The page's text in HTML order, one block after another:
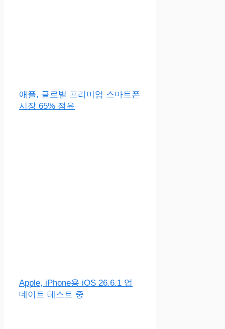
애플, 글로벌 프리미엄 스마트폰
시장 65% 점유
Apple, iPhone용 iOS 26.6.1 업
데이트 테스트 중